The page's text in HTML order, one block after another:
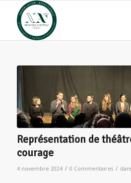
Représentation de
courage
4 novembre 2024 / 0 Commentaires /